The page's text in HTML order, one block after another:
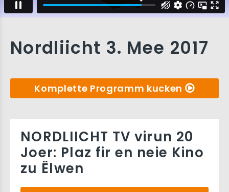
Nordliicht 3. Mee 2017
Komplette Programm kucken
NORDLIICHT TV virun 20
Joer: Plaz fir en neie Kino
zu Ëlwen